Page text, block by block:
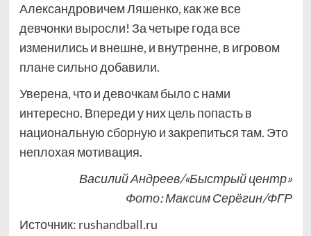
Александровичем Ляшенко, как же все
девчонки выросли! За четыре года все
изменились и внешне, и внутренне, в игровом
плане сильно добавили.
Уверена, что и девочкам было с нами
интересно. Впереди у них цель попасть в
национальную сборную и закрепиться там. Это
неплохая мотивация.
Василий Андреев/«Быстрый центр»
Фото: Максим Серёгин/ФГР
Источник: rushandball.ru